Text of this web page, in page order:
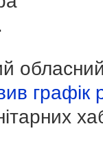
графік